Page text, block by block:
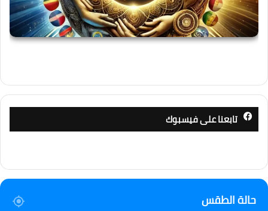
تابعنا على فيسبوك
حالة الطقس